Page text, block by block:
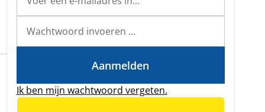
Academy & webinars
Expertkennis
Tools
Ik ben mijn wachtwoord vergeten.
Aanmelden
Expert kennis